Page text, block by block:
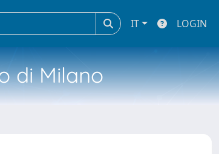
IT LOGIN
di Milano